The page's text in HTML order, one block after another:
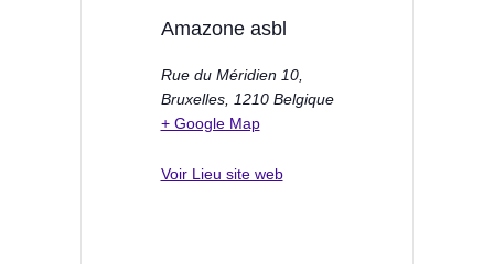
Amazone asbl
Rue du Méridien 10,
Bruxelles, 1210 Belgique
+ Google Map
Voir Lieu site web